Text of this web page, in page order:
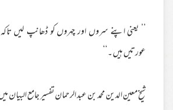
’’ یعنی اپنے سروں اور چہروں کو ڈھانپ لیں
عورتیں ہیں ۔‘‘
شیخ معین الدین محمد بن عبد الرحمان تفسیر جامع البیان